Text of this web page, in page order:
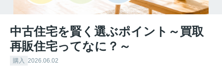
中古住宅を賢く選ぶポイント～買取
再販住宅ってなに？～
購入 2026.06.02